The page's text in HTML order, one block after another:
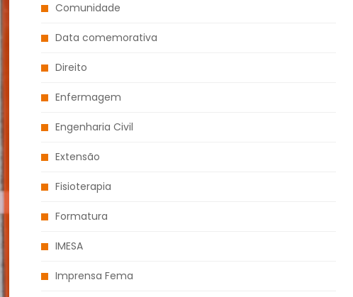
Comunidade
Data comemorativa
Direito
Enfermagem
Engenharia Civil
Extensão
Fisioterapia
Formatura
IMESA
Imprensa Fema